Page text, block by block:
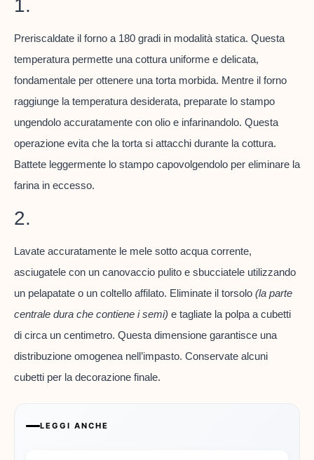
1.
Preriscaldate il forno a 180 gradi in modalità statica. Questa
temperatura permette una cottura uniforme e delicata,
fondamentale per ottenere una torta morbida. Mentre il forno
raggiunge la temperatura desiderata, preparate lo stampo
ungendolo accuratamente con olio e infarinandolo. Questa
operazione evita che la torta si attacchi durante la cottura.
Battete leggermente lo stampo capovolgendolo per eliminare la
farina in eccesso.
2.
Lavate accuratamente le mele sotto acqua corrente,
asciugatele con un canovaccio pulito e sbucciatele utilizzando
un pelapatate o un coltello affilato. Eliminate il torsolo (la parte
centrale dura che contiene i semi) e tagliate la polpa a cubetti
di circa un centimetro. Questa dimensione garantisce una
distribuzione omogenea nell’impasto. Conservate alcuni
cubetti per la decorazione finale.
LEGGI ANCHE